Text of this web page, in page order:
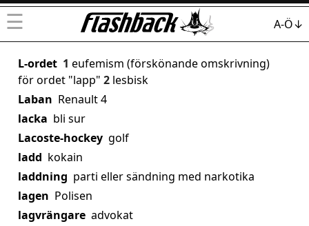
☰ A-Ö↓
L-ordet 1 eufemism (förskönande omskrivning)
för ordet "lapp" 2 lesbisk
Laban Renault 4
lacka bli sur
Lacoste-hockey golf
ladd kokain
laddning parti eller sändning med narkotika
lagen Polisen
lagvrängare advokat